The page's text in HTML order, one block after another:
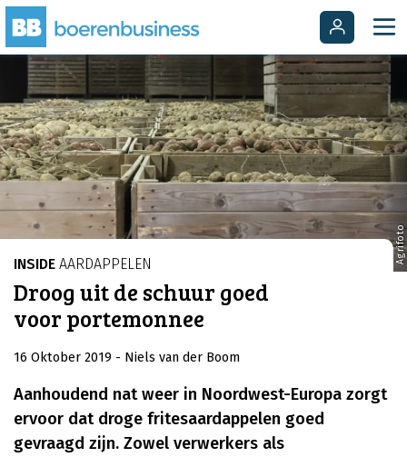
Agrifoto
INSIDE AARDAPPELEN
Droog uit de schuur goed
voor portemonnee
16 Oktober 2019 - Niels van der Boom
Aanhoudend nat weer in Noordwest-Europa zorgt
ervoor dat droge fritesaardappelen goed
gevraagd zijn. Zowel verwerkers als